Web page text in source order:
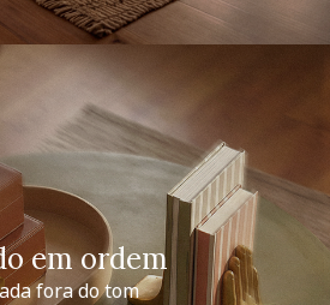
em ordem
fora do tom